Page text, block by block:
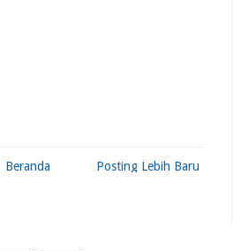
Posting Lebih Baru
Beranda